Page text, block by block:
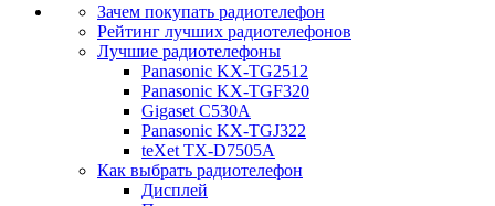
Зачем покупать радиотелефон
Рейтинг лучших радиотелефонов
Лучшие радиотелефоны
Panasonic KX-TG2512
Panasonic KX-TGF320
Gigaset C530A
Panasonic KX-TGJ322
teXet TX-D7505A
Как выбрать радиотелефон
Дисплей